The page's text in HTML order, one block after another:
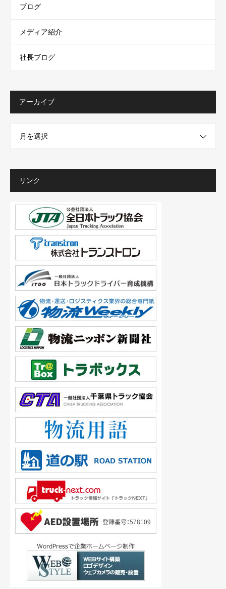
ブログ
メディア紹介
社長ブログ
アーカイブ
月を選択
リンク